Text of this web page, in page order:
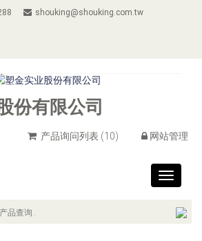
shouking@shouking.com.tw
份有限公司
产品询问列表 (10) 网站管理
Toggle